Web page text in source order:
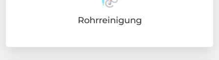
Rohrreinigung